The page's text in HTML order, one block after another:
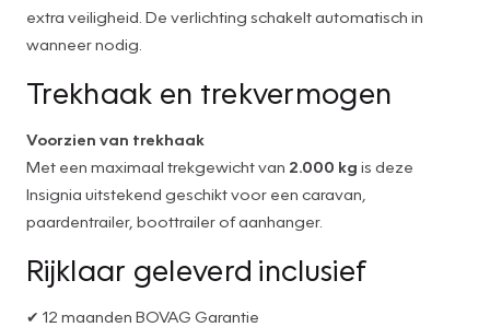
extra veiligheid. De verlichting schakelt automatisch in
wanneer nodig.
Trekhaak en trekvermogen
Voorzien van trekhaak
Met een maximaal trekgewicht van 2.000 kg is deze
Insignia uitstekend geschikt voor een caravan,
paardentrailer, boottrailer of aanhanger.
Rijklaar geleverd inclusief
✔ 12 maanden BOVAG Garantie